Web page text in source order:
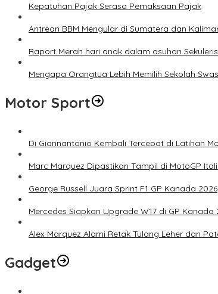
Kepatuhan Pajak Serasa Pemaksaan Pajak
Antrean BBM Mengular di Sumatera dan
Raport Merah hari anak dalam asuhan
Mengapa Orangtua Lebih Memilih Sekolah
Motor Sport
Di Giannantonio Kembali Tercepat di Latihan
Marc Marquez Dipastikan Tampil di MotoGP
George Russell Juara Sprint F1 GP Kanada
Mercedes Siapkan Upgrade W17 di GP
Alex Marquez Alami Retak Tulang Leher dan
Gadget